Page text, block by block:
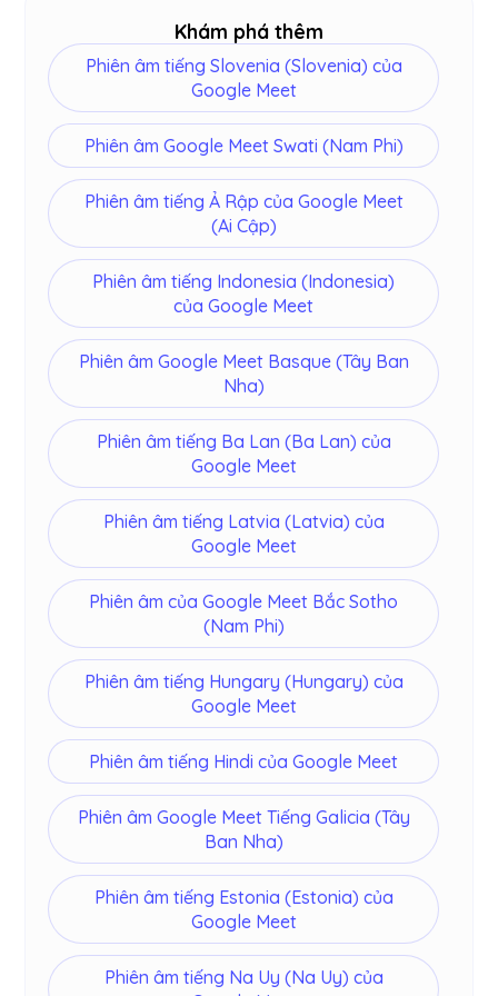
Khám phá thêm
Phiên âm tiếng Slovenia (Slovenia) của
Google Meet
Phiên âm Google Meet Swati (Nam Phi)
Phiên âm tiếng Ả Rập của Google Meet
(Ai Cập)
Phiên âm tiếng Indonesia (Indonesia)
của Google Meet
Phiên âm Google Meet Basque (Tây Ban
Nha)
Phiên âm tiếng Ba Lan (Ba Lan) của
Google Meet
Phiên âm tiếng Latvia (Latvia) của
Google Meet
Phiên âm của Google Meet Bắc Sotho
(Nam Phi)
Phiên âm tiếng Hungary (Hungary) của
Google Meet
Phiên âm tiếng Hindi của Google Meet
Phiên âm Google Meet Tiếng Galicia (Tây
Ban Nha)
Phiên âm tiếng Estonia (Estonia) của
Google Meet
Phiên âm tiếng Na Uy (Na Uy) của